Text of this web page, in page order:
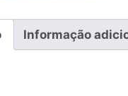
Informação